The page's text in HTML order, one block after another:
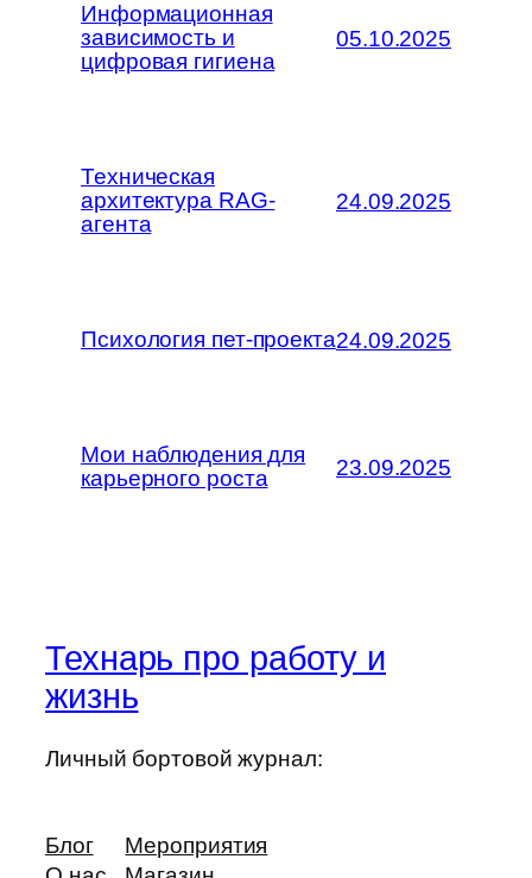
Информационная
зависимость и
цифровая гигиена
05.10.2025
Техническая
архитектура RAG-
агента
24.09.2025
Психология пет-проекта24.09.2025
Мои наблюдения для
карьерного роста
23.09.2025
Технарь про работу и
жизнь
Личный бортовой журнал:
Блог
Мероприятия